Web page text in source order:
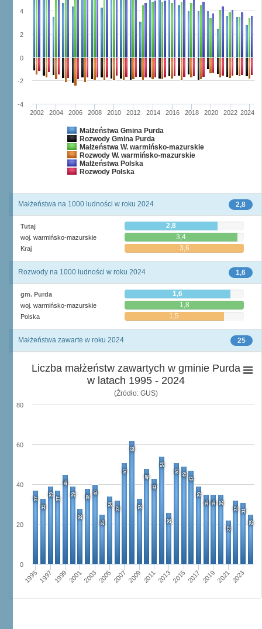
Małżeństwa Gmina Purda
Rozwody Gmina Purda
Małżeństwa W. warmińsko-mazurskie
Rozwody W. warmińsko-mazurskie
Małżeństwa Polska
Rozwody Polska
2002 2004 2006 2008 2010 2012 2014 2016 2018 2020 2022 2024
-4
-2
0
2
4
2,8
Małżeństwa na 1000 ludności w roku 2024
Tutaj 2,8
woj. warmińsko-mazurskie 3,4
Kraj 3,6
1,6
Rozwody na 1000 ludności w roku 2024
gm. Purda 1,6
woj. warmińsko-mazurskie 1,8
Polska 1,5
25
Małżeństwa zawarte w roku 2024
Liczba małżeństw zawartych w gminie Purda
w latach 1995 - 2024
(Źródło: GUS)
37
33
39
37
45
39
28
38
40
25
34
32
51
62
33
48
43
54
26
51
49
47
39
35 35 35
22
32 31
25
19951997 1999 20012003 2005 2007 2009 201120132015 2017 201920212023
0
20
40
60
80